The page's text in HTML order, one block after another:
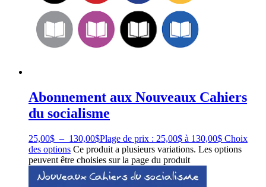
Abonnement aux Nouveaux Cahiers
du socialisme
25,00$ – 130,00$Plage de prix : 25,00$ à 130,00$ Choix
des options Ce produit a plusieurs variations. Les options
peuvent être choisies sur la page du produit